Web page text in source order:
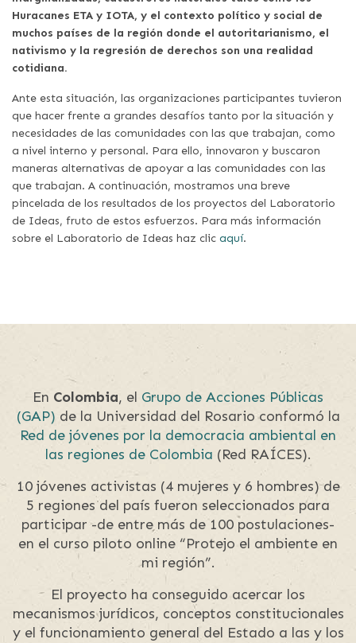
Huracanes ETA y IOTA, y el contexto político y social de
muchos países de la región donde el autoritarianismo, el
nativismo y la regresión de derechos son una realidad
cotidiana.
Ante esta situación, las organizaciones participantes tuvieron
que hacer frente a grandes desafíos tanto por la situación y
necesidades de las comunidades con las que trabajan, como
a nivel interno y personal. Para ello, innovaron y buscaron
maneras alternativas de apoyar a las comunidades con las
que trabajan. A continuación, mostramos una breve
pincelada de los resultados de los proyectos del Laboratorio
de Ideas, fruto de estos esfuerzos. Para más información
sobre el Laboratorio de Ideas haz clic aquí.
En Colombia, el Grupo de Acciones Públicas
(GAP) de la Universidad del Rosario conformó la
Red de jóvenes por la democracia ambiental en
las regiones de Colombia (Red RAÍCES).
10 jóvenes activistas (4 mujeres y 6 hombres) de
5 regiones del país fueron seleccionados para
participar -de entre más de 100 postulaciones-
en el curso piloto online “Protejo el ambiente en
mi región”.
El proyecto ha conseguido acercar los
mecanismos jurídicos, conceptos constitucionales
y el funcionamiento general del Estado a las y los